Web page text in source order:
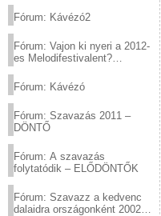
Fórum: Kávézó2
Fórum: Vajon ki nyeri a 2012-
es Melodifestivalent?
Fórum: Kávézó
Fórum: Szavazás 2011 –
DÖNTŐ
Fórum: A szavazás
folytatódik – ELŐDÖNTŐK
Fórum: Szavazz a kedvenc
dalaidra országonként 2002